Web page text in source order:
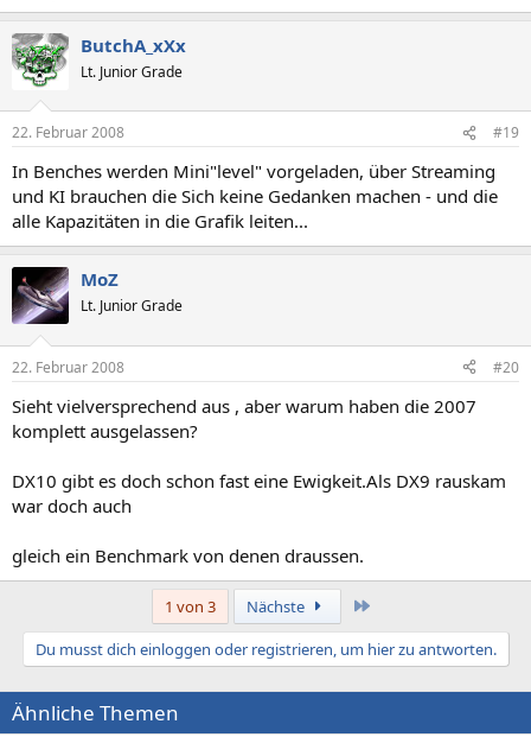
ButchA_xXx
Lt. Junior Grade
22. Februar 2008 #19
In Benches werden Mini"level" vorgeladen, über Streaming
und KI brauchen die Sich keine Gedanken machen - und die
alle Kapazitäten in die Grafik leiten...
MoZ
Lt. Junior Grade
22. Februar 2008 #20
Sieht vielversprechend aus , aber warum haben die 2007
komplett ausgelassen?
DX10 gibt es doch schon fast eine Ewigkeit.Als DX9 rauskam
war doch auch
gleich ein Benchmark von denen draussen.
1 von 3 Nächste
Du musst dich einloggen oder registrieren, um hier zu antworten.
Ähnliche Themen